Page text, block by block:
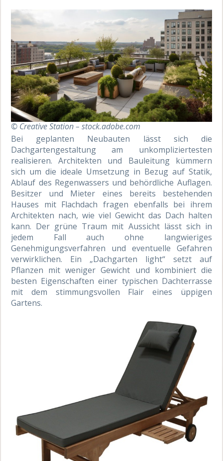
© Creative Station – stock.adobe.com
Bei geplanten Neubauten lässt sich die
Dachgartengestaltung am unkompliziertesten
realisieren. Architekten und Bauleitung kümmern
sich um die ideale Umsetzung in Bezug auf Statik,
Ablauf des Regenwassers und behördliche Auflagen.
Besitzer und Mieter eines bereits bestehenden
Hauses mit Flachdach fragen ebenfalls bei ihrem
Architekten nach, wie viel Gewicht das Dach halten
kann. Der grüne Traum mit Aussicht lässt sich in
jedem Fall auch ohne langwieriges
Genehmigungsverfahren und eventuelle Gefahren
verwirklichen. Ein „Dachgarten light“ setzt auf
Pflanzen mit weniger Gewicht und kombiniert die
besten Eigenschaften einer typischen Dachterrasse
mit dem stimmungsvollen Flair eines üppigen
Gartens.